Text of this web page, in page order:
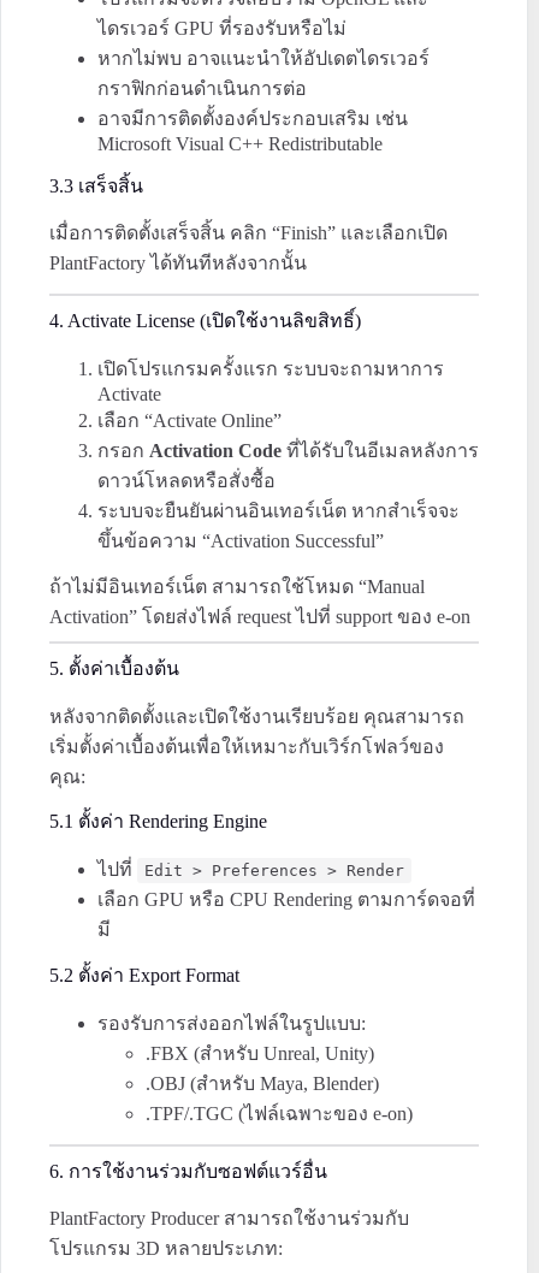
ไดรเวอร์ GPU ที่รองรับหรือไม่
หากไม่พบ อาจแนะนำให้อัปเดตไดรเวอร์
กราฟิกก่อนดำเนินการต่อ
อาจมีการติดตั้งองค์ประกอบเสริม เช่น
Microsoft Visual C++ Redistributable
3.3 เสร็จสิ้น
เมื่อการติดตั้งเสร็จสิ้น คลิก “Finish” และเลือกเปิด
PlantFactory ได้ทันทีหลังจากนั้น
4. Activate License (เปิดใช้งานลิขสิทธิ์)
เปิดโปรแกรมครั้งแรก ระบบจะถามหาการ
Activate
เลือก “Activate Online”
กรอก Activation Code ที่ได้รับในอีเมลหลังการ
ดาวน์โหลดหรือสั่งซื้อ
ระบบจะยืนยันผ่านอินเทอร์เน็ต หากสำเร็จจะ
ขึ้นข้อความ “Activation Successful”
ถ้าไม่มีอินเทอร์เน็ต สามารถใช้โหมด “Manual
Activation” โดยส่งไฟล์ request ไปที่ support ของ e-on
5. ตั้งค่าเบื้องต้น
หลังจากติดตั้งและเปิดใช้งานเรียบร้อย คุณสามารถ
เริ่มตั้งค่าเบื้องต้นเพื่อให้เหมาะกับเวิร์กโฟลว์ของ
คุณ:
5.1 ตั้งค่า Rendering Engine
ไปที่ Edit > Preferences > Render
เลือก GPU หรือ CPU Rendering ตามการ์ดจอที่
มี
5.2 ตั้งค่า Export Format
รองรับการส่งออกไฟล์ในรูปแบบ:
.FBX (สำหรับ Unreal, Unity)
.OBJ (สำหรับ Maya, Blender)
.TPF/.TGC (ไฟล์เฉพาะของ e-on)
6. การใช้งานร่วมกับซอฟต์แวร์อื่น
PlantFactory Producer สามารถใช้งานร่วมกับ
โปรแกรม 3D หลายประเภท: